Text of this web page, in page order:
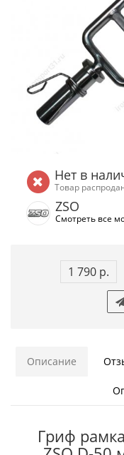
Нет в
Товар
ZSO
Смотреть все
1 790 р.
Описание
Гриф